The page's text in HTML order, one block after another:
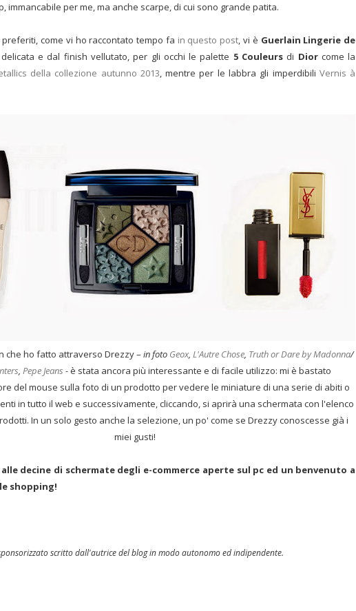
immancabile per me, ma anche scarpe, di cui sono grande patita.
come vi ho raccontato tempo fa in questo post, vi è Guerlain Lingerie de
e dal finish vellutato, per gli occhi le palette 5 Couleurs di Diorcome la
della collezione autunno 2013, mentre per le labbra gli imperdibili Vernis à
che ho fatto attraverso Drezzy – in foto Geox, L'Autre Chose, Truth or Dare by Madonna/
,Pepe Jeans - è stata ancora più interessante e di facile utilizzo: mi è bastato
del mouse sulla foto di un prodotto per vedere le miniature di una serie di abiti o
in tutto il web e successivamente, cliccando, si aprirà una schermata con l'elenco
In un solo gesto anche la selezione, un po' come se Drezzy conoscesse già i
miei gusti!
decine di schermate degli e-commerce aperte sul pc ed un benvenuto a
shopping!
scritto dall'autrice del blog in modo autonomo ed indipendente.